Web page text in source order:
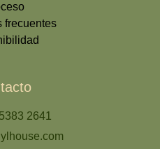
frecuentes
2641